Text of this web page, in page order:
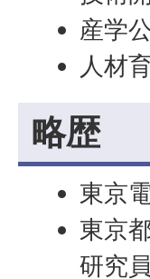
産学
人材
略歴
東京
東京
研究員